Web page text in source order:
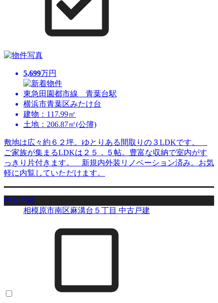
5,699万円
東急田園都市線 青葉台駅
横浜市青葉区みたけ台
建物：117.99㎡
土地：206.87㎡(公簿)
敷地は広々約６２坪。ゆとりある間取りの３LDKです。
ご家族が集まるLDKは２５．５帖。豊富な収納で室内がす
っきり片付きます。 新規内外装リノベーション済み。お気
軽に内覧していただけます。
中古戸建
相模原市南区麻溝台５丁目 中古戸建